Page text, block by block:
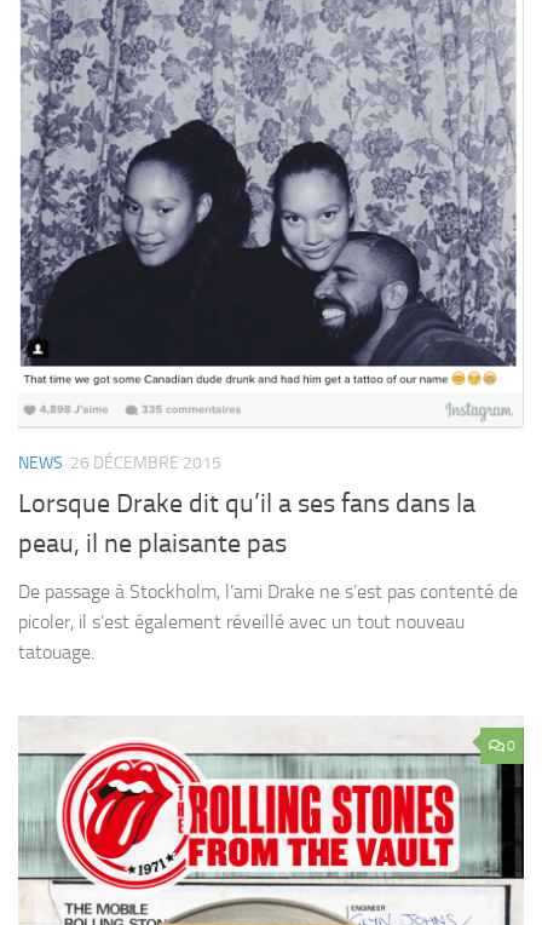
NEWS 26 DÉCEMBRE 2015
Lorsque Drake dit qu’il a ses fans dans la
peau, il ne plaisante pas
De passage à Stockholm, l’ami Drake ne s’est pas contenté de
picoler, il s’est également réveillé avec un tout nouveau
tatouage.
0